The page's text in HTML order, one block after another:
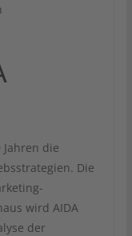
die
Die
wird AIDA
der